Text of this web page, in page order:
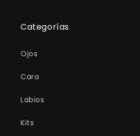
Categorías
Ojos
Cara
Labios
Kits